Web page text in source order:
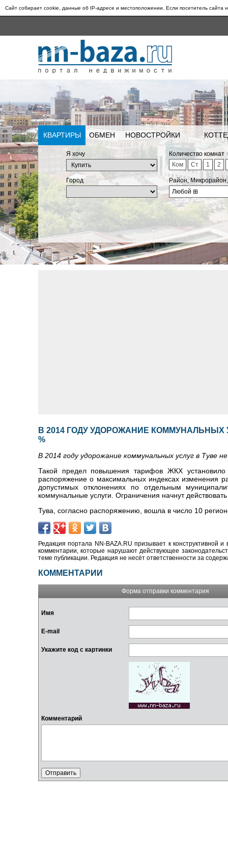
Сайт собирает cookie, данные об IP-адресе и местоположении. Если посетитель сайта
КВАРТИРЫ ОБМЕН НОВОСТРОЙКИ
Я хочу
Количество комнат
Ком
Ст 1 2
Город
Район,
Любой ⊞
В 2014 ГОДУ УДОРОЖАНИЕ
%
В 2014 году удорожание коммунальных услуг в Туве
Такой предел повышения тарифов ЖКХ
распоряжение о максимальных индексах изменения
допустимых отклонениях по отдельным
коммунальные услуги. Ограничения начнут
Тува, согласно распоряжению, вошла в число 10
Редакция портала NN-BAZA.RU призывает к конструктивной
комментарии, которые нарушают действующее
теме публикации. Редакция не несёт ответственности за
КОММЕНТАРИИ
Форма отправки комментария
Имя
E-mail
Укажите код с картинки
Комментарий